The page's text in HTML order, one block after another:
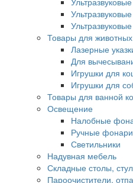
Товары для животных
Лазерные
Для
Игрушки для
Игрушки для
Товары для ванной
Освещение
Налобные
Ручные фонари
Светильники
Надувная мебель
Складные столы,
Пароочистители,